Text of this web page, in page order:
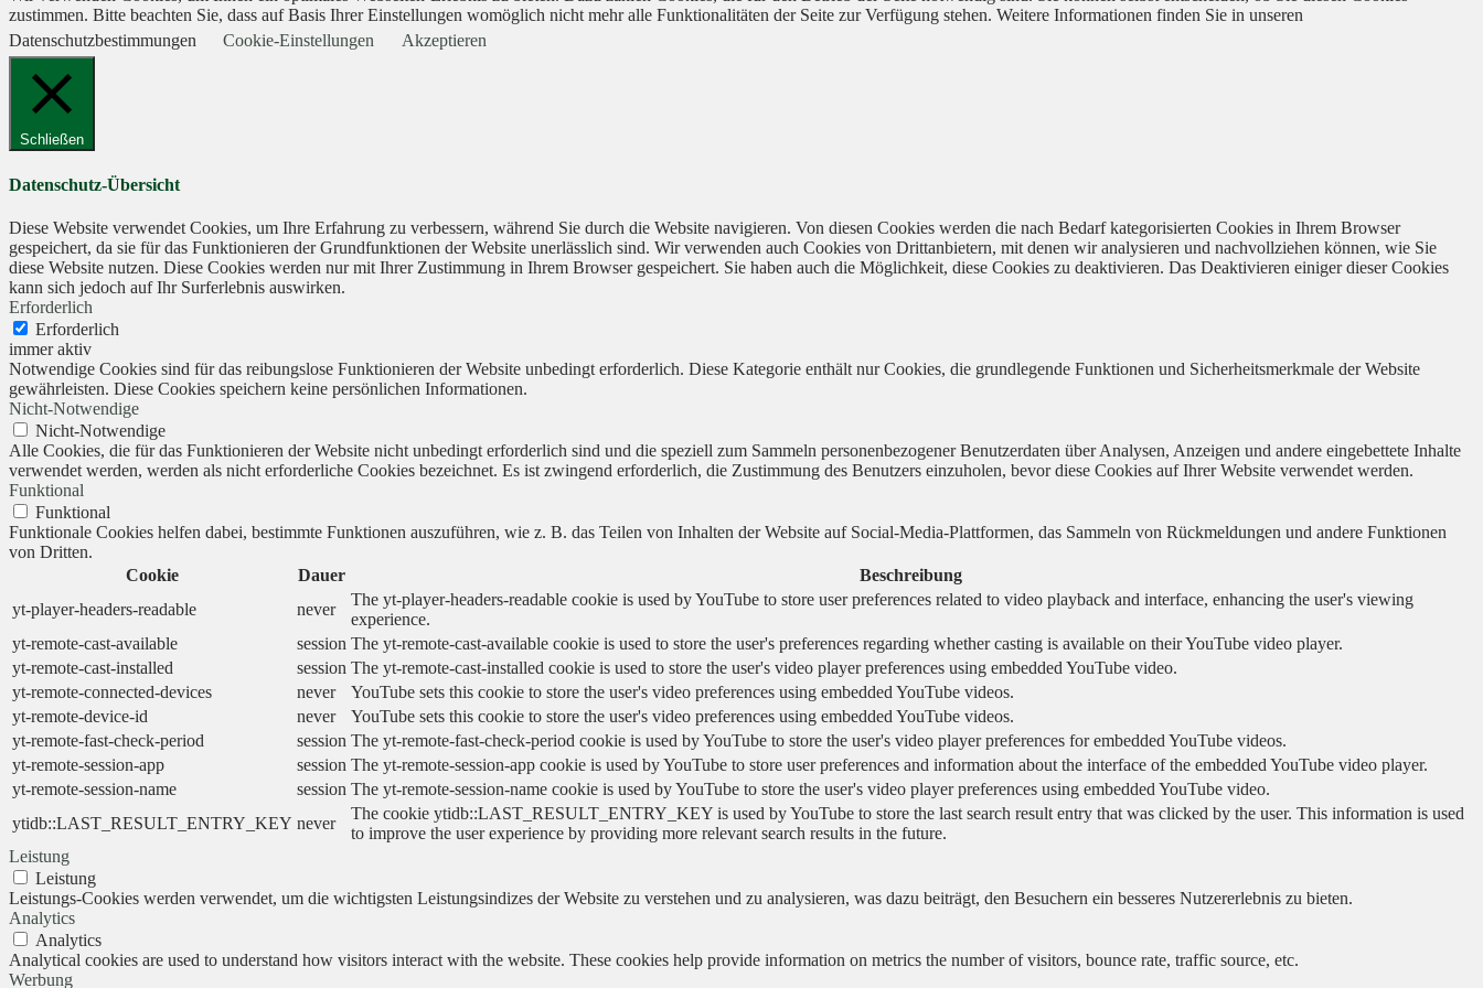
zustimmen. Bitte beachten Sie, dass auf Basis Ihrer Einstellungen womöglich nicht mehr alle Funktionalitäten der Seite zur Verfügung stehen. Weitere Informationen finden Sie in unseren
Datenschutzbestimmungen
Cookie-Einstellungen Akzeptieren
Schließen
Datenschutz-Übersicht
Diese Website verwendet Cookies, um Ihre Erfahrung zu verbessern, während Sie durch die Website navigieren. Von diesen Cookies werden die nach Bedarf kategorisierten Cookies in Ihrem Browser
gespeichert, da sie für das Funktionieren der Grundfunktionen der Website unerlässlich sind. Wir verwenden auch Cookies von Drittanbietern, mit denen wir analysieren und nachvollziehen können, wie Sie
diese Website nutzen. Diese Cookies werden nur mit Ihrer Zustimmung in Ihrem Browser gespeichert. Sie haben auch die Möglichkeit, diese Cookies zu deaktivieren. Das Deaktivieren einiger dieser Cookies
kann sich jedoch auf Ihr Surferlebnis auswirken.
Erforderlich
Erforderlich
immer aktiv
Notwendige Cookies sind für das reibungslose Funktionieren der Website unbedingt erforderlich. Diese Kategorie enthält nur Cookies, die grundlegende Funktionen und Sicherheitsmerkmale der Website
gewährleisten. Diese Cookies speichern keine persönlichen Informationen.
Nicht-Notwendige
Nicht-Notwendige
Alle Cookies, die für das Funktionieren der Website nicht unbedingt erforderlich sind und die speziell zum Sammeln personenbezogener Benutzerdaten über Analysen, Anzeigen und andere eingebettete Inhalte
verwendet werden, werden als nicht erforderliche Cookies bezeichnet. Es ist zwingend erforderlich, die Zustimmung des Benutzers einzuholen, bevor diese Cookies auf Ihrer Website verwendet werden.
Funktional
Funktional
Funktionale Cookies helfen dabei, bestimmte Funktionen auszuführen, wie z. B. das Teilen von Inhalten der Website auf Social-Media-Plattformen, das Sammeln von Rückmeldungen und andere Funktionen
von Dritten.
Cookie
Dauer
Beschreibung
yt-player-headers-readable
never
The yt-player-headers-readable cookie is used by YouTube to store user preferences related to video playback and interface, enhancing the user's viewing
experience.
yt-remote-cast-available
session The yt-remote-cast-available cookie is used to store the user's preferences regarding whether casting is available on their YouTube video player.
yt-remote-cast-installed
session The yt-remote-cast-installed cookie is used to store the user's video player preferences using embedded YouTube video.
yt-remote-connected-devices
never
YouTube sets this cookie to store the user's video preferences using embedded YouTube videos.
yt-remote-device-id
never
YouTube sets this cookie to store the user's video preferences using embedded YouTube videos.
yt-remote-fast-check-period
session The yt-remote-fast-check-period cookie is used by YouTube to store the user's video player preferences for embedded YouTube videos.
yt-remote-session-app
session The yt-remote-session-app cookie is used by YouTube to store user preferences and information about the interface of the embedded YouTube video player.
yt-remote-session-name
session The yt-remote-session-name cookie is used by YouTube to store the user's video player preferences using embedded YouTube video.
ytidb::LAST_RESULT_ENTRY_KEY never
The cookie ytidb::LAST_RESULT_ENTRY_KEY is used by YouTube to store the last search result entry that was clicked by the user. This information is used
to improve the user experience by providing more relevant search results in the future.
Leistung
Leistung
Leistungs-Cookies werden verwendet, um die wichtigsten Leistungsindizes der Website zu verstehen und zu analysieren, was dazu beiträgt, den Besuchern ein besseres Nutzererlebnis zu bieten.
Analytics
Analytics
Analytical cookies are used to understand how visitors interact with the website. These cookies help provide information on metrics the number of visitors, bounce rate, traffic source, etc.
Werbung